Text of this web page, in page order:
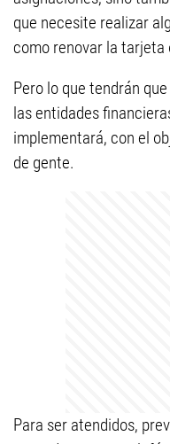
que necesite realizar
como renovar la tarjeta
Pero lo que tendrán
las entidades
implementará, con el
de gente.
Para ser atendidos,